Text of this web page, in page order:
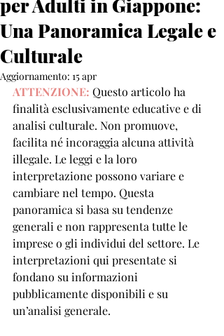
per Adulti in Giappone:
Una Panoramica Legale e
Culturale
Aggiornamento: 15 apr
ATTENZIONE: Questo articolo ha
finalità esclusivamente educative e di
analisi culturale. Non promuove,
facilita né incoraggia alcuna attività
illegale. Le leggi e la loro
interpretazione possono variare e
cambiare nel tempo. Questa
panoramica si basa su tendenze
generali e non rappresenta tutte le
imprese o gli individui del settore. Le
interpretazioni qui presentate si
fondano su informazioni
pubblicamente disponibili e su
un’analisi generale.